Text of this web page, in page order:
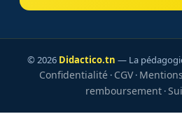
© 2026 Didactico.tn — La
Confidentialité · CGV·
remboursement·